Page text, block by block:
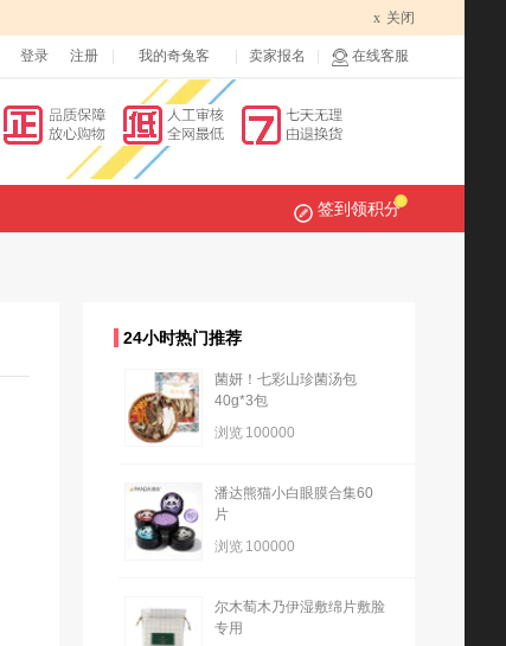
x 关闭
登录 注册 我的奇兔客 卖家报名 在线客服
签到领积分
24小时热门推荐
菌妍！七彩山珍菌汤包
40g*3包
浏览 100000
潘达熊猫小白眼膜合集60
片
浏览 100000
尔木萄木乃伊湿敷绵片敷脸
专用